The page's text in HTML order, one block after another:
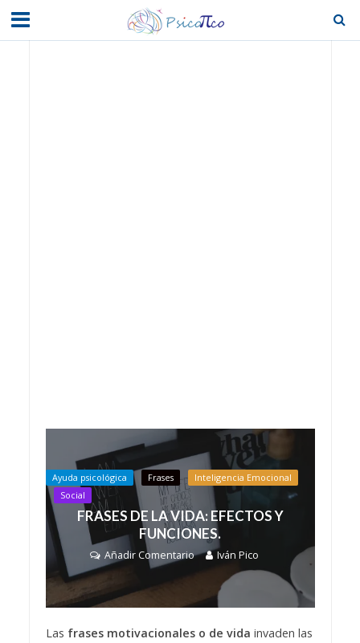
Ayuda psicológica Frases
Inteligencia Emocional
Social
FRASES DE LA VIDA: EFECTOS Y
FUNCIONES.
Añadir Comentario Iván Pico
Las frases motivacionales o de vida invaden las